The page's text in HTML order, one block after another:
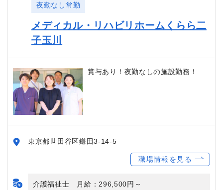
夜勤なし常勤
メディカル・リハビリホームくらら二
子玉川
賞与あり！夜勤なしの施設勤務！
東京都世田谷区鎌田3-14-5
職場情報を見る
介護福祉士 月給：296,500円～